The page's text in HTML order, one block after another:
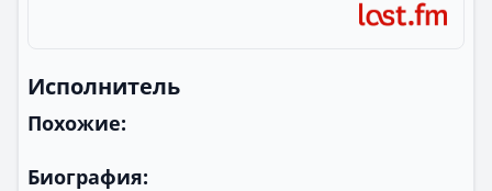
Исполнитель
Похожие:
Биография: